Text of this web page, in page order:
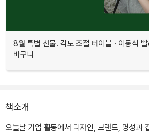
8월 특별 선물. 각도 조절 테이블 · 이동식 빨
바구니
책소개
오늘날 기업 활동에서 디자인, 브랜드, 명성과